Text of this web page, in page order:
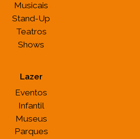
Musicais
Stand-Up
Teatros
Shows
Lazer
Eventos
Infantil
Museus
Parques